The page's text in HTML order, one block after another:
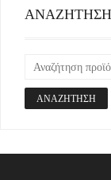
ΑΝΑΖΉΤΗΣΗ